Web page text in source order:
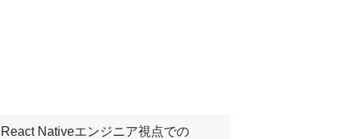
React Nativeエンジニア視点での